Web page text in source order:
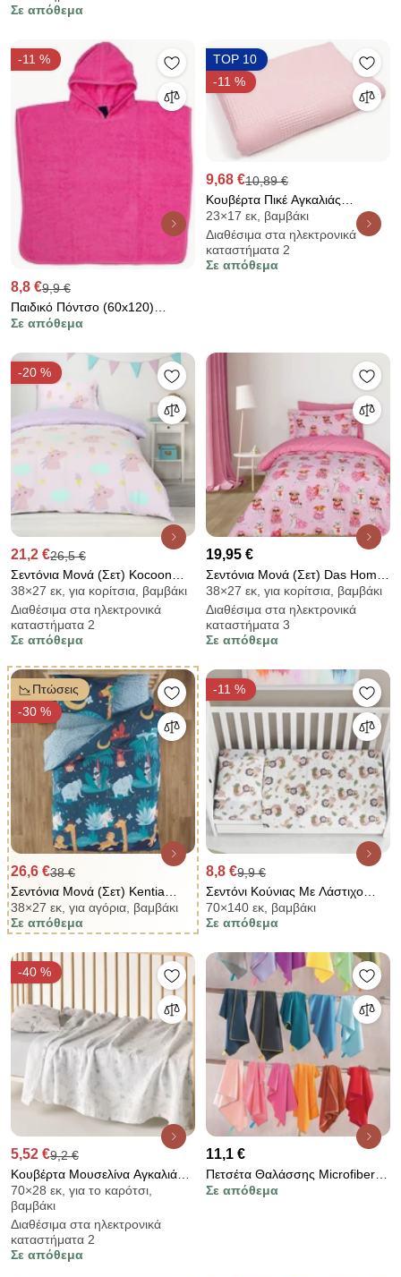
Σε απόθεμα
-11 %
8,8 €9,9 €
Παιδικό Πόντσο (60x120)
Dimcol Pink
Σε απόθεμα
TOP 10
-11 %
9,68 €10,89 €
Κουβέρτα Πικέ Αγκαλιάς
(80x110) Dimcol Cotton Ροζ
23×17 εκ, βαμβάκι
Διαθέσιμα στα ηλεκτρονικά
καταστήματα 2
Σε απόθεμα
-20 %
21,2 €26,5 €
Σεντόνια Μονά (Σετ) Kocoon
Lolly
38×27 εκ, για κορίτσια, βαμβάκι
Διαθέσιμα στα ηλεκτρονικά
καταστήματα 2
Σε απόθεμα
19,95 €
Σεντόνια Μονά (Σετ) Das Home
Kids 4938
38×27 εκ, για κορίτσια, βαμβάκι
Διαθέσιμα στα ηλεκτρονικά
καταστήματα 3
Σε απόθεμα
Πτώσεις
-30 %
26,6 €38 €
Σεντόνια Μονά (Σετ) Kentia
Versus Tipu
38×27 εκ, για αγόρια, βαμβάκι
Σε απόθεμα
-11 %
8,8 €9,9 €
Σεντόνι Κούνιας Με Λάστιχο
(70x140+15) Dimcol Lion 532
70×140 εκ, βαμβάκι
Σε απόθεμα
-40 %
5,52 €9,2 €
Κουβέρτα Μουσελίνα Αγκαλιάς
(70x100) Μουσελίνα Kentia Loft
Canopy
70×28 εκ, για το καρότσι,
βαμβάκι
Διαθέσιμα στα ηλεκτρονικά
καταστήματα 2
Σε απόθεμα
11,1 €
Πετσέτα Θαλάσσης Microfiber
(90x160) Rythmos Urban Ροζ
Σε απόθεμα